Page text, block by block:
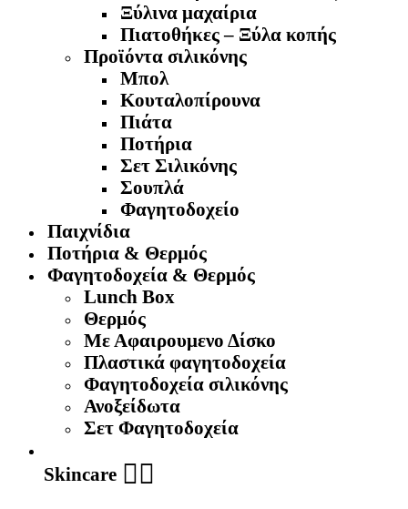
Ξύλινα μαχαίρια
Πιατοθήκες – Ξύλα κοπής
Προϊόντα σιλικόνης
Μπολ
Κουταλοπίρουνα
Πιάτα
Ποτήρια
Σετ Σιλικόνης
Σουπλά
Φαγητοδοχείο
Παιχνίδια
Ποτήρια & Θερμός
Φαγητοδοχεία & Θερμός
Lunch Box
Θερμός
Με Αφαιρουμενο Δίσκο
Πλαστικά φαγητοδοχεία
Φαγητοδοχεία σιλικόνης
Ανοξείδωτα
Σετ Φαγητοδοχεία
Skincare 🧖‍♀️